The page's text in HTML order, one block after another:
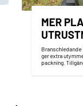
MER
Branschledande
ger extra
packning.